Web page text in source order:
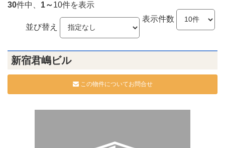
30件中、 1～10件を表示
表示件数
並び替え
新宿君嶋ビル
この物件についてお問合せ